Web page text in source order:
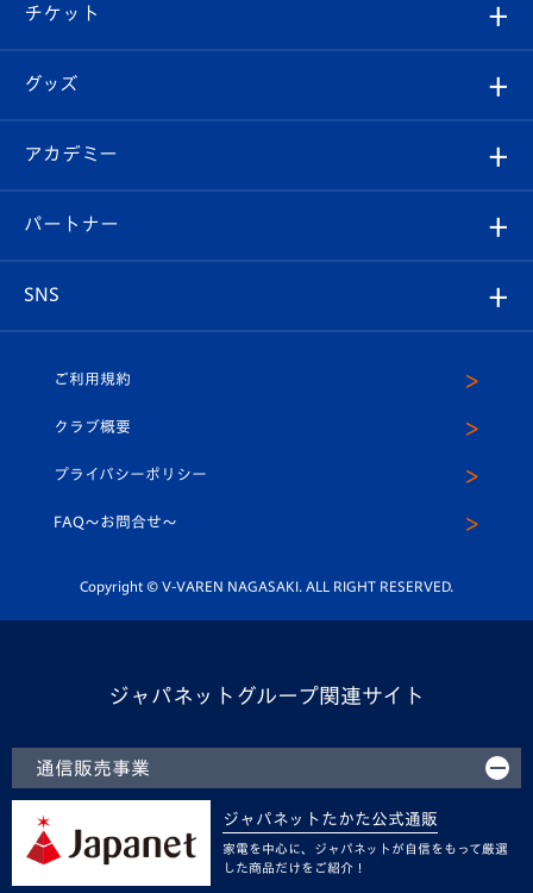
チケット
イベント
メディア
ホームタウン
エンブレム紹介
スタッフプロフィール
マスコット紹介
平和祈念活動
ホームタウン活動
はじめての観戦ガイド
Revive Team
ヴィヴィくんの長崎おもてなしガイド
試合日程/結果
フォトギャラリー
スタジアムグルメ
チケット
チケット
V-LOVERS（ファンクラブ）
プレイヤーズスイート
グッズ
オンラインショップ
店舗情報
アカデミー
育成からのお知らせ
U-18
スクール
パートナー
SNS
ヴィヴィくんインスタグラム
公式LINE＠
ご利用規約
クラブ概要
プライバシーポリシー
FAQ〜お問合せ〜
Copyright © V-VAREN NAGASAKI. ALL RIGHT RESERVED.
ジャパネットグループ関連サイト
通信販売事業
ジャパネットたかた公式通販
家電を中心に、ジャパネットが自信をもって厳選
した商品だけをご紹介！